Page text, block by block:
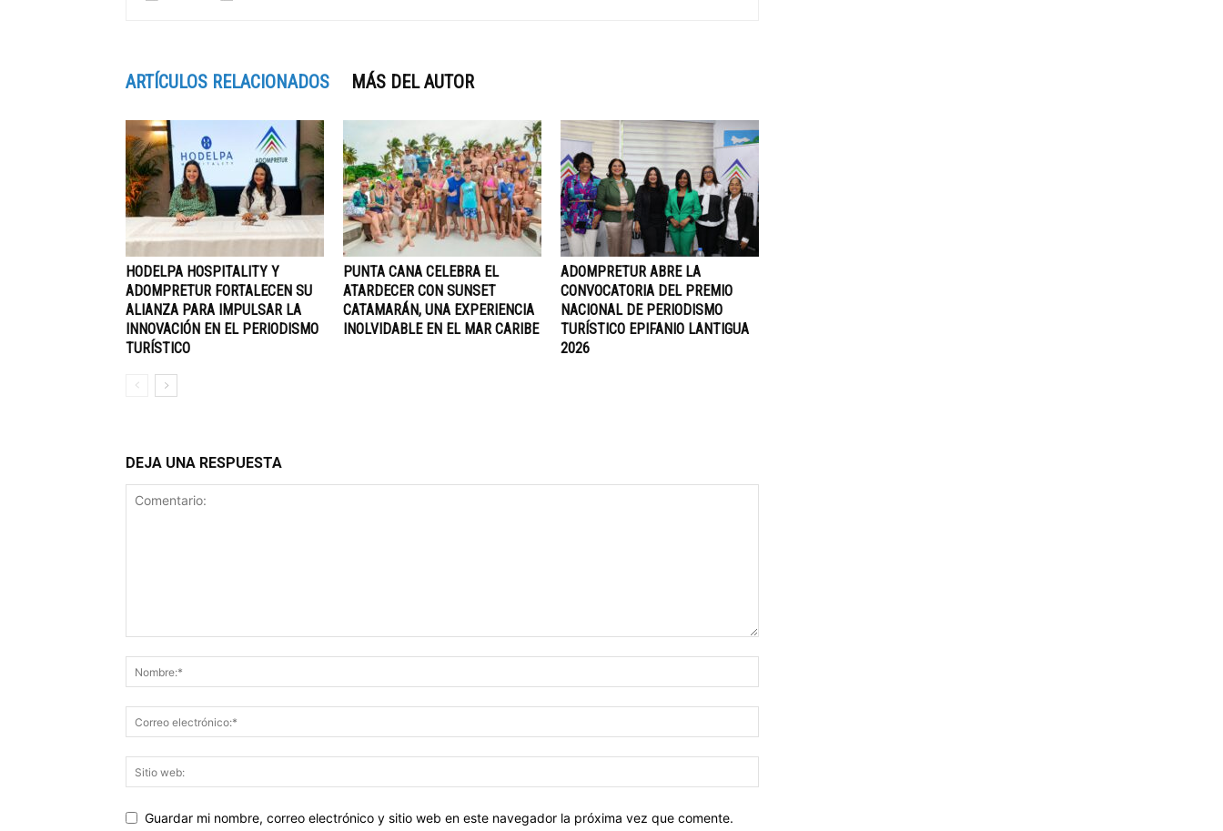
ARTÍCULOS RELACIONADOS MÁS DEL AUTOR
HODELPA HOSPITALITY Y
ADOMPRETUR FORTALECEN SU
ALIANZA PARA IMPULSAR LA
INNOVACIÓN EN EL PERIODISMO
TURÍSTICO
PUNTA CANA CELEBRA EL
ATARDECER CON SUNSET
CATAMARÁN, UNA EXPERIENCIA
INOLVIDABLE EN EL MAR CARIBE
ADOMPRETUR ABRE LA
CONVOCATORIA DEL PREMIO
NACIONAL DE PERIODISMO
TURÍSTICO EPIFANIO LANTIGUA
2026
DEJA UNA RESPUESTA
Guardar mi nombre, correo electrónico y sitio web en este navegador la próxima vez que comente.